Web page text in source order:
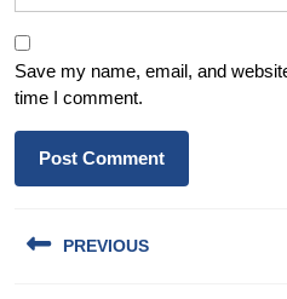
Save my name, email, and
time I comment.
navigation
PREVIOUS